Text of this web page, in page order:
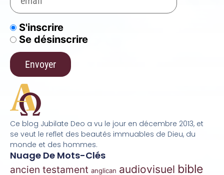
Ce blog Jubilate Deo a vu le jour en décembre 2013, et
se veut le reflet des beautés immuables de Dieu, du
monde et des hommes.
Nuage De Mots-Clés
ancien testament anglican audiovisuel bible
S'inscrire
Se désinscrire